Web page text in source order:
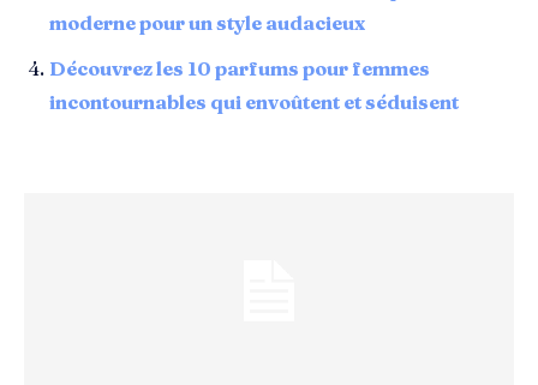
moderne pour un style audacieux
Découvrez les 10 parfums pour femmes
incontournables qui envoûtent et séduisent